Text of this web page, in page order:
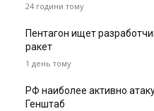
24 години тому
Пентагон ищет
ракет
1 день тому
РФ наиболее активно
Генштаб